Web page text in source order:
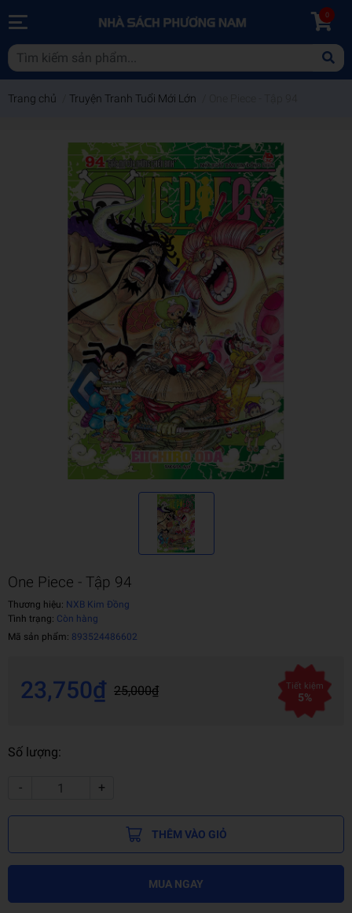
0
Trang chủ Truyện Tranh Tuổi Mới Lớn
One Piece - Tập 94
Thương hiệu: NXB Kim Đồng
Tình trạng: Còn hàng
Mã sản phẩm: 893524486602
23,750₫ 25,000₫ Tiết kiệm
5%
Số lượng:
- +
THÊM VÀO GIỎ
MUA NGAY